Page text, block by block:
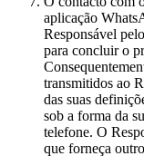
aplicação
Responsável
para concluir o
transmitidos ao
das suas
sob a forma da
telefone. O
que forneça